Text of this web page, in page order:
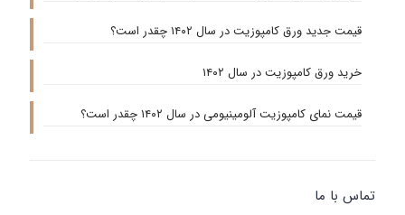
قیمت جدید ورق کامپوزیت در سال ۱۴۰۲ چقدر است؟
خرید ورق کامپوزیت در سال ۱۴۰۲
قیمت نمای کامپوزیت آلومینیومی در سال ۱۴۰۲ چقدر است؟
تماس با ما